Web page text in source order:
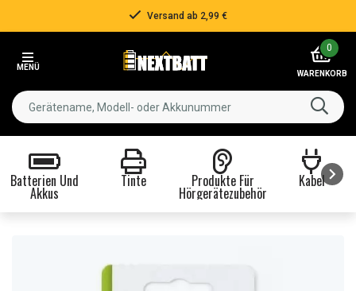
Versand ab 2,99 €
MENÜ
0
WARENKORB
Batterien Und
Akkus
Tinte Produkte Für
Hörgerätezubehör
Kabel